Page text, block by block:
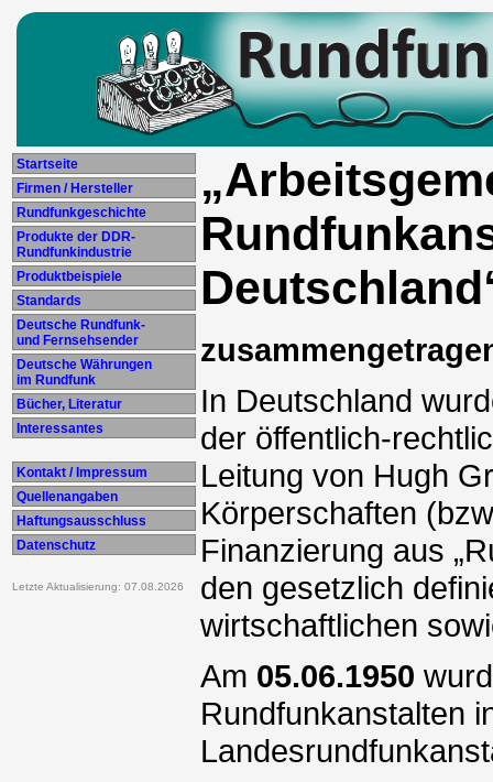
Startseite
Firmen / Hersteller
Rundfunkgeschichte
Produkte der DDR-
Rundfunkindustrie
Produktbeispiele
Standards
Deutsche Rundfunk-
und Fernsehsender
Deutsche Währungen
im Rundfunk
Bücher, Literatur
Interessantes
Kontakt / Impressum
Quellenangaben
Haftungsausschluss
Datenschutz
Letzte Aktualisierung: 07.08.2026
In Deutschland
der öffentlich-
Leitung von Hugh
Körperschaften
Finanzierung aus
den gesetzlich
wirtschaftlichen
Am 05.06.1950
Rundfunkanstalten